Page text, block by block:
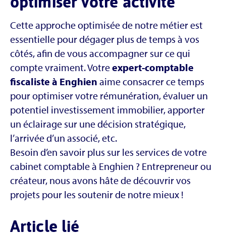
Cette approche optimisée de notre métier est
essentielle pour dégager plus de temps à vos
côtés, afin de vous accompagner sur ce qui
compte vraiment. Votreexpert-comptable
fiscaliste à Enghien aime consacrer ce temps
pour optimiser votre rémunération, évaluer un
potentiel investissement immobilier, apporter
un éclairage sur une décision stratégique,
l’arrivée d’un associé, etc.
Besoin d’en savoir plus sur les services de votre
cabinet comptable à Enghien ? Entrepreneur ou
créateur, nous avons hâte de découvrir vos
projets pour les soutenir de notre mieux !
Article lié